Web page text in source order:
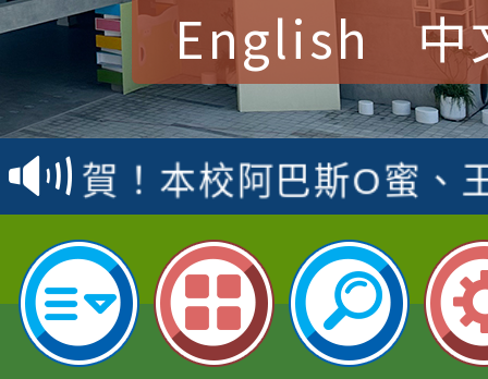
English 中
賀！本校參加桃園市中
賽 洪綺君教師榮獲社
名
賀！本校阿巴斯O蜜、
倩參加桃園市科展 國
名 指導老師王老師、
賀！本校四年二班張O
園市英語競賽國小朗讀
指導老師林老師
賀！本校參加桃園市中
賽 劉文瑛教師榮獲教
賀！本校參與2026世